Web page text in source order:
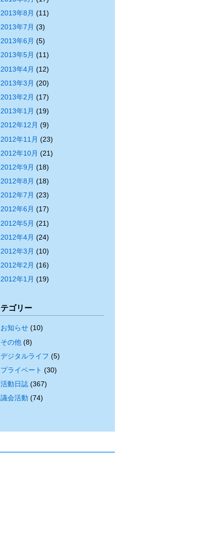
2013年8月 (11)
2013年7月 (3)
2013年6月 (5)
2013年5月 (11)
2013年4月 (12)
2013年3月 (20)
2013年2月 (17)
2013年1月 (19)
2012年12月 (9)
2012年11月 (23)
2012年10月 (21)
2012年9月 (18)
2012年8月 (18)
2012年7月 (23)
2012年6月 (17)
2012年5月 (21)
2012年4月 (24)
2012年3月 (10)
2012年2月 (16)
2012年1月 (19)
ゴリー
お知らせ(10)
その他(8)
デジタルライフ (5)
プライベート (30)
活動日誌(367)
議会活動 (74)